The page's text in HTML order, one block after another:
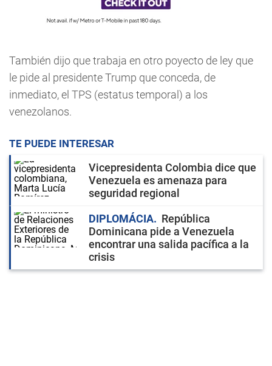
También dijo que trabaja en otro poyecto de ley que
le pide al presidente Trump que conceda, de
inmediato, el TPS (estatus temporal) a los
venezolanos.
TE PUEDE INTERESAR
Vicepresidenta Colombia dice que
Venezuela es amenaza para
seguridad regional
DIPLOMÁCIA
República
Dominicana pide a Venezuela
encontrar una salida pacífica a la
crisis